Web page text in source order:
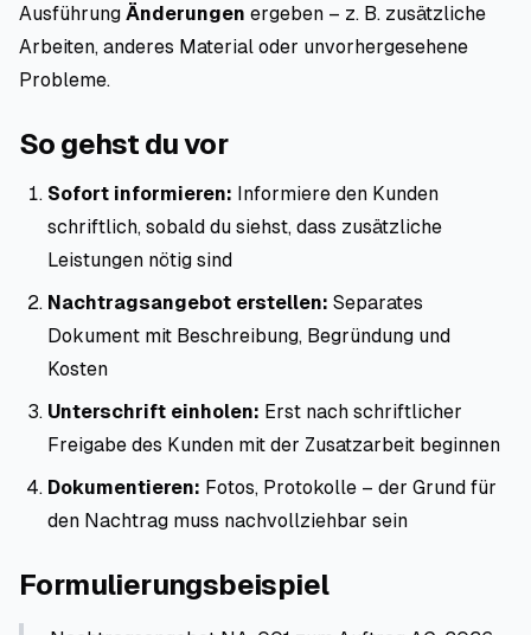
Ausführung Änderungen ergeben – z. B. zusätzliche
Arbeiten, anderes Material oder unvorhergesehene
Probleme.
So gehst du vor
Sofort informieren: Informiere den Kunden
schriftlich, sobald du siehst, dass zusätzliche
Leistungen nötig sind
Nachtragsangebot erstellen: Separates
Dokument mit Beschreibung, Begründung und
Kosten
Unterschrift einholen: Erst nach schriftlicher
Freigabe des Kunden mit der Zusatzarbeit beginnen
Dokumentieren: Fotos, Protokolle – der Grund für
den Nachtrag muss nachvollziehbar sein
Formulierungsbeispiel